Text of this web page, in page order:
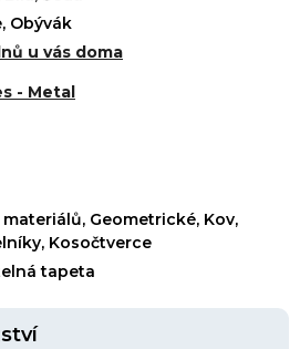
Obývák
u vás doma
- Metal
Geometrické, Kov,
Kosočtverce
tapeta